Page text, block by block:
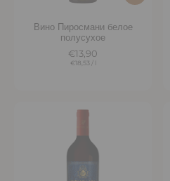
Вино Пиросмани белое
полусухое
€13,90
€18,53/ l